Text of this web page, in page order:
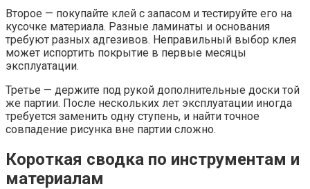
Второе — покупайте клей с запасом и тестируйте его на
кусочке материала. Разные ламинаты и основания
требуют разных адгезивов. Неправильный выбор клея
может испортить покрытие в первые месяцы
эксплуатации.
Третье — держите под рукой дополнительные доски той
же партии. После нескольких лет эксплуатации иногда
требуется заменить одну ступень, и найти точное
совпадение рисунка вне партии сложно.
Короткая сводка по инструментам и
материалам